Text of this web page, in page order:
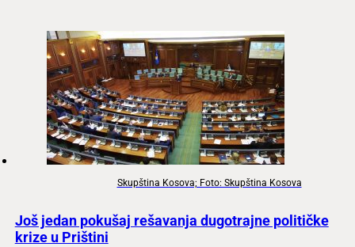
Skupština Kosova; Foto: Skupština Kosova
Još jedan pokušaj rešavanja dugotrajne političke
krize u Prištini